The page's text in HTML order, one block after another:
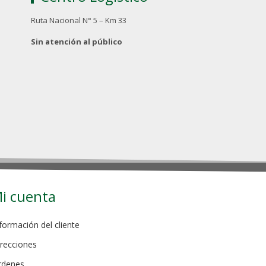
Ruta Nacional N° 5 – Km 33
Sin atención al público
cuenta
del cliente